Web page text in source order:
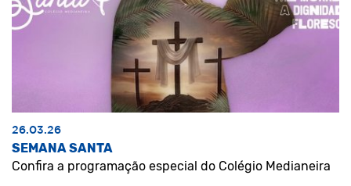
26.03.26
SEMANA SANTA
Confira a programação especial do Colégio Medianeira